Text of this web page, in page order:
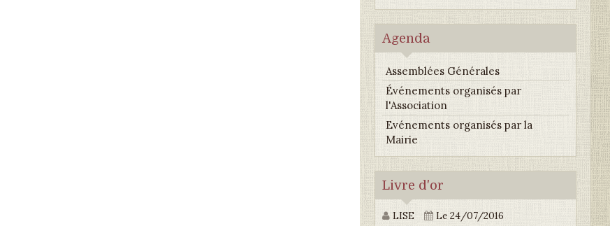
Agenda
Assemblées Générales
Événements organisés par
l'Association
Evénements organisés par la
Mairie
Livre d'or
LISE Le 24/07/2016